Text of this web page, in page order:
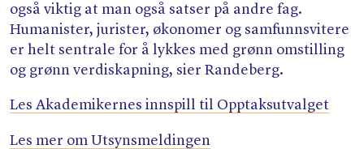
også viktig at man også satser på andre fag.
Humanister, jurister, økonomer og samfunnsvitere
er helt sentrale for å lykkes med grønn omstilling
og grønn verdiskapning, sier Randeberg.
Les Akademikernes innspill til Opptaksutvalget
Les mer om Utsynsmeldingen